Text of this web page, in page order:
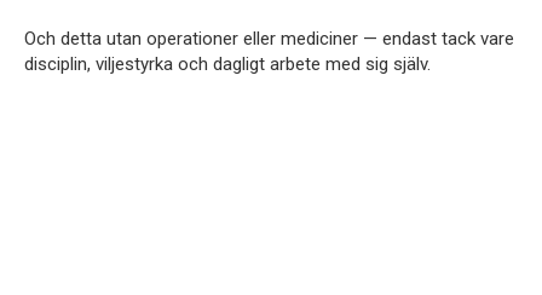
Och detta utan operationer eller mediciner — endast tack vare
disciplin, viljestyrka och dagligt arbete med sig själv.